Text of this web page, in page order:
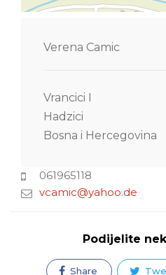
Verena Camic
Vrancici I
Hadzici
Bosna i Hercegovina
061965118
vcamic@yahoo.de
Podijelite
Share